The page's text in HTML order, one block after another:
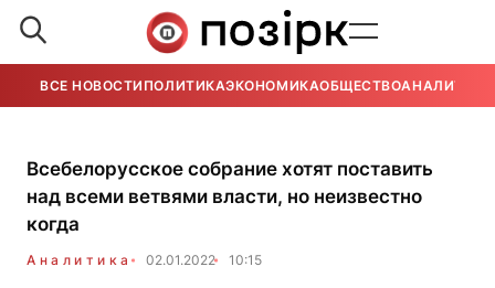
ВСЕ НОВОСТИ ПОЛИТИКАЭКОНОМИКАОБЩЕСТВОАНАЛИТИКА
Всебелорусское собрание хотят поставить
над всеми ветвями власти, но неизвестно
когда
Аналитика 02.01.2022 10:15